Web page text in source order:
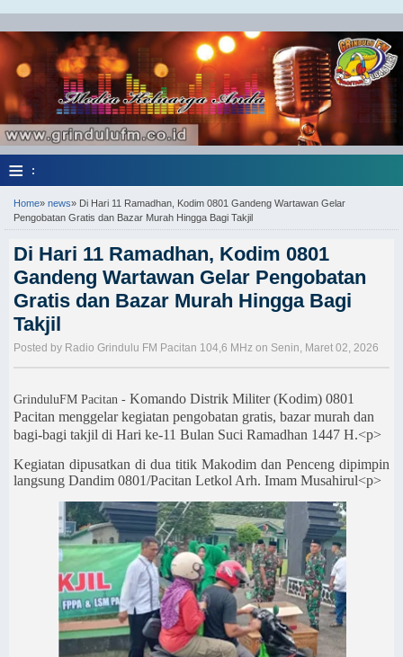
≡ :
Home» news» Di Hari 11 Ramadhan, Kodim 0801 Gandeng Wartawan Gelar
Pengobatan Gratis dan Bazar Murah Hingga Bagi Takjil
Di Hari 11 Ramadhan, Kodim 0801
Gandeng Wartawan Gelar Pengobatan
Gratis dan Bazar Murah Hingga Bagi
Takjil
Posted by Radio Grindulu FM Pacitan 104,6 MHz on Senin, Maret 02, 2026
GrinduluFM Pacitan - Komando Distrik Militer (Kodim) 0801
Pacitan menggelar kegiatan pengobatan gratis, bazar murah dan
bagi-bagi takjil di Hari ke-11 Bulan Suci Ramadhan 1447 H.<p>
Kegiatan dipusatkan di dua titik Makodim dan Penceng dipimpin
langsung Dandim 0801/Pacitan Letkol Arh. Imam Musahirul<p>